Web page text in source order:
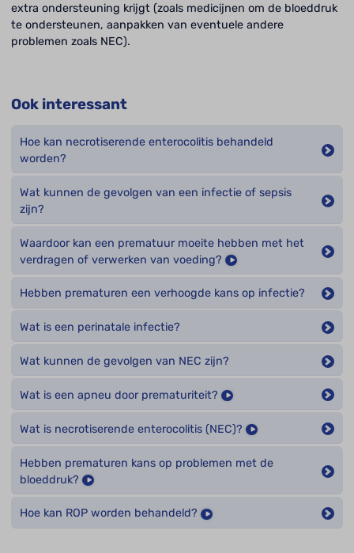
extra ondersteuning krijgt (zoals medicijnen om de bloeddruk
te ondersteunen, aanpakken van eventuele andere
problemen zoals NEC).
Ook interessant
Hoe kan necrotiserende enterocolitis behandeld
worden?
Wat kunnen de gevolgen van een infectie of sepsis
zijn?
Waardoor kan een prematuur moeite hebben met het
verdragen of verwerken van voeding?
Hebben prematuren een verhoogde kans op infectie?
Wat is een perinatale infectie?
Wat kunnen de gevolgen van NEC zijn?
Wat is een apneu door prematuriteit?
Wat is necrotiserende enterocolitis (NEC)?
Hebben prematuren kans op problemen met de
bloeddruk?
Hoe kan ROP worden behandeld?